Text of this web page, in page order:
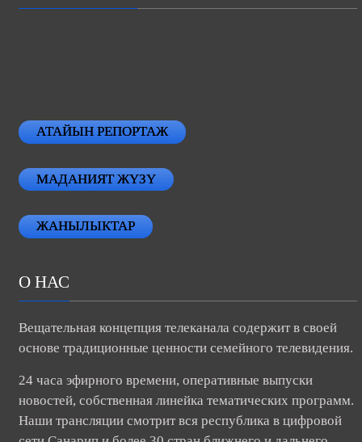
АТАЙЫН РЕПОРТАЖ
МАДАНИЯТ ЖҮЗҮ
ЖАНЫЛЫКТАР
О НАС
Вещательная концепция телеканала содержит в своей
основе традиционные ценности семейного телевидения.
24 часа эфирного времени, оперативные выпуски
новостей, собственная линейка тематических программ.
Наши трансляции смотрит вся республика в цифровой